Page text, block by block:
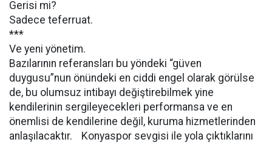
Gerisi mi?
Sadece teferruat.
***
Ve yeni yönetim.
Bazılarının referansları bu yöndeki “güven
duygusu”nun önündeki en ciddi engel olarak görülse
de, bu olumsuz intibayı değiştirebilmek yine
kendilerinin sergileyecekleri performansa ve en
önemlisi de kendilerine değil, kuruma hizmetlerinden
anlaşılacaktır. Konyaspor sevgisi ile yola çıktıklarını